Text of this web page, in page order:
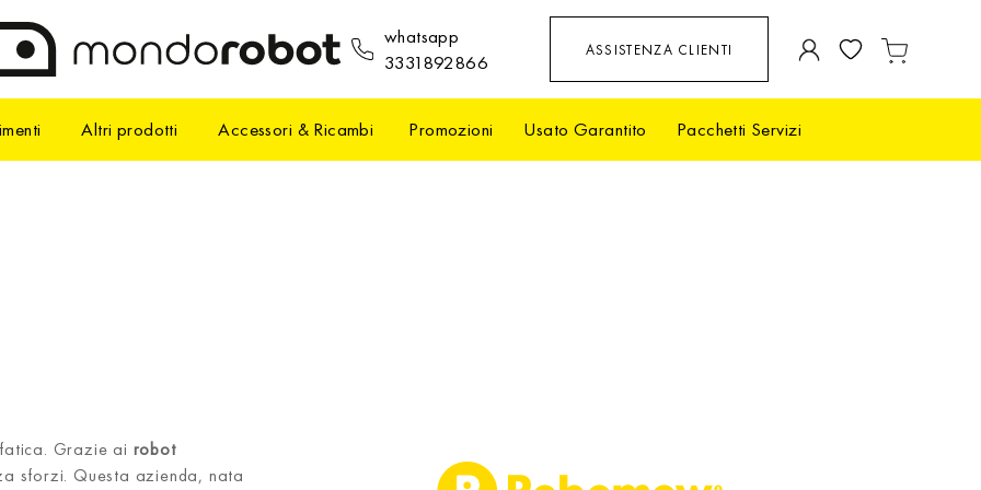
whatsapp
3331892866
ASSISTENZA CLIENTI
Salta
Carrello
Altri prodotti Accessori & Ricambi Promozioni Usato Garantito Pacchetti Servizi
Grazie ai robot
sforzi. Questa azienda, nata